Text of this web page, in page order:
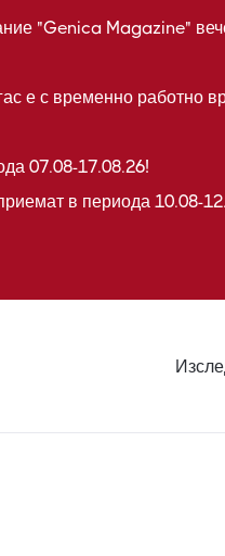
"Genica Magazine"
е с временно работно
07.08-17.08.26!
в периода 10.08-